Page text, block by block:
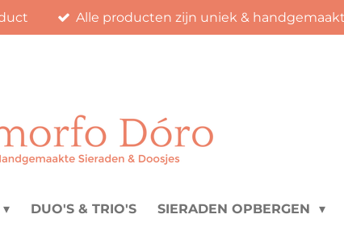
Alle producten zijn uniek & handgemaakt
DUO'S & TRIO'S SIERADEN OPBERGEN